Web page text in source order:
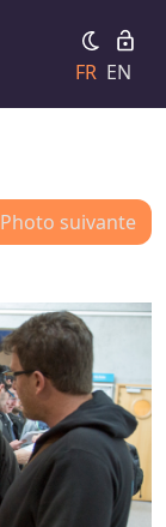
FR EN
Photo suivante